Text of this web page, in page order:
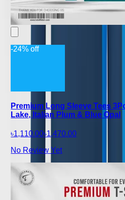
-24% off
Premium Long Sleeve Tees
Lake, Italian Plum & Blue Opal
৳1,110.00৳1,470.00
No Review Yet